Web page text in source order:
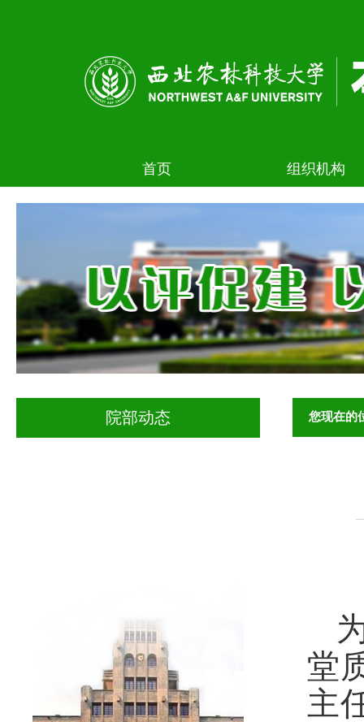
首页 组织机构
院部动态 您现在的
堂
主